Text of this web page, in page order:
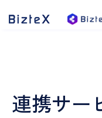
連携サー